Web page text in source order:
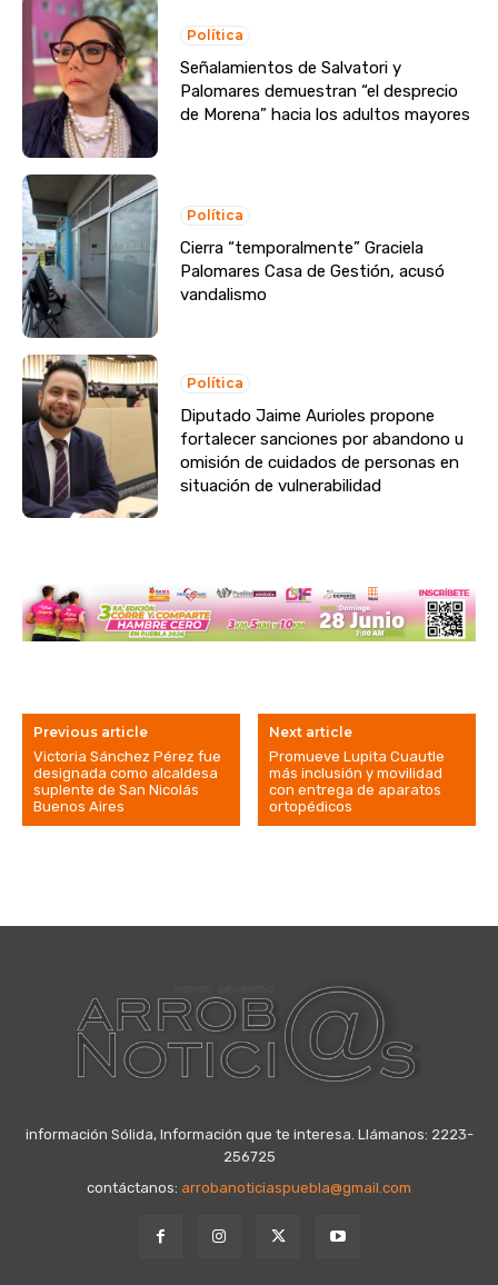
Política
Señalamientos de Salvatori y
Palomares demuestran “el desprecio
de Morena” hacia los adultos mayores
Política
Cierra “temporalmente” Graciela
Palomares Casa de Gestión, acusó
vandalismo
Política
Diputado Jaime Aurioles propone
fortalecer sanciones por abandono u
omisión de cuidados de personas en
situación de vulnerabilidad
Previous article
Victoria Sánchez Pérez fue
designada como alcaldesa
suplente de San Nicolás
Buenos Aires
Next article
Promueve Lupita Cuautle
más inclusión y movilidad
con entrega de aparatos
ortopédicos
información Sólida, Información que te interesa. Llámanos: 2223-
256725
contáctanos: arrobanoticiaspuebla@gmail.com